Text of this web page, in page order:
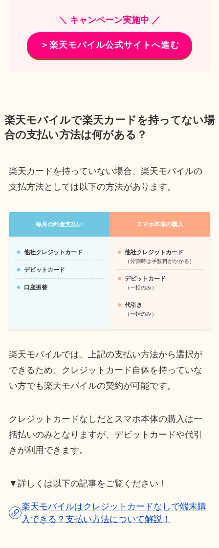
＼ キャンペーン実施中 ／
＞楽天モバイル公式サイトへ進む
楽天モバイルで楽天カードを持ってない場
合の支払い方法は何がある？
楽天カードを持っていない場合、楽天モバイルの
支払方法としては以下の方法があります。
毎月の料金支払い スマホ本体の購入
他社クレジットカード
デビットカード
口座振替
他社クレジットカード
（分割時は手数料がかかる）
デビットカード
（一括のみ）
代引き
（一括のみ）
楽天モバイルでは、上記の支払い方法から選択が
できるため、クレジットカード自体を持っていな
い方でも楽天モバイルの契約が可能です。
クレジットカードなしだとスマホ本体の購入は一
括払いのみとなりますが、デビットカードや代引
きが利用できます。
▼詳しくは以下の記事をご覧ください！
楽天モバイルはクレジットカードなしで端末購
入できる？支払い方法について解説！